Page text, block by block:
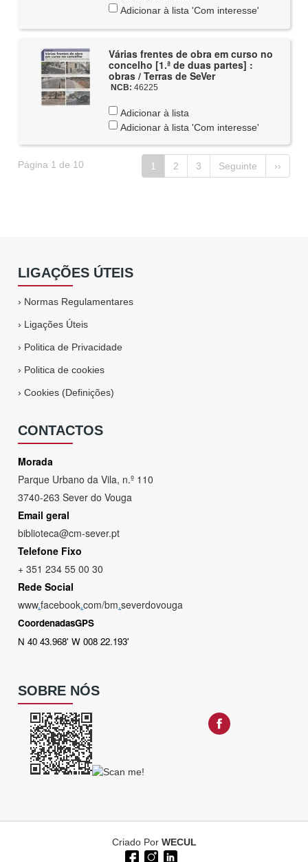
Adicionar à lista 'Com interesse'
Várias frentes de obra em curso no
concelho [1.ª de duas partes] :
obras / Terras de SeVer
NCB: 46225
Adicionar à lista
Adicionar à lista 'Com interesse'
Página 1 de 10 1 2 3 Seguinte ››
LIGAÇÕES ÚTEIS
› Normas Regulamentares
› Ligações Úteis
› Politica de Privacidade
› Politica de cookies
›Cookies (Definições)
CONTACTOS
Morada
Parque Urbano da Vila, n.º 110
3740-263 Sever do Vouga
Email geral
biblioteca@cm-sever.pt
Telefone Fixo
+ 351 234 55 00 30
Rede Social
www.facebook.com/bm.severdovouga
CoordenadasGPS
N 40 43.968' W 008 22.193'
SOBRE NÓS
Criado Por WECUL